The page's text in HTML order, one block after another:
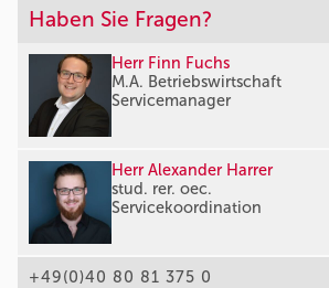
Haben Sie Fragen?
Herr Finn Fuchs
M.A. Betriebswirtschaft
Servicemanager
Herr Alexander Harrer
stud. rer. oec.
Servicekoordination
+49(0)40 80 81 375 0